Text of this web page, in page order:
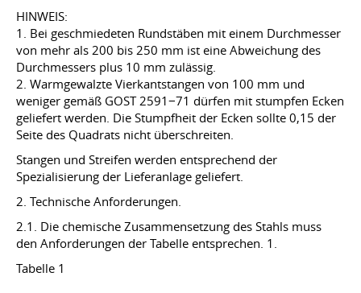
HINWEIS:
1. Bei geschmiedeten Rundstäben mit einem Durchmesser
von mehr als 200 bis 250 mm ist eine Abweichung des
Durchmessers plus 10 mm zulässig.
2. Warmgewalzte Vierkantstangen von 100 mm und
weniger gemäß GOST 2591−71 dürfen mit stumpfen Ecken
geliefert werden. Die Stumpfheit der Ecken sollte 0,15 der
Seite des Quadrats nicht überschreiten.
Stangen und Streifen werden entsprechend der
Spezialisierung der Lieferanlage geliefert.
2. Technische Anforderungen.
2.1. Die chemische Zusammensetzung des Stahls muss
den Anforderungen der Tabelle entsprechen. 1.
Tabelle 1